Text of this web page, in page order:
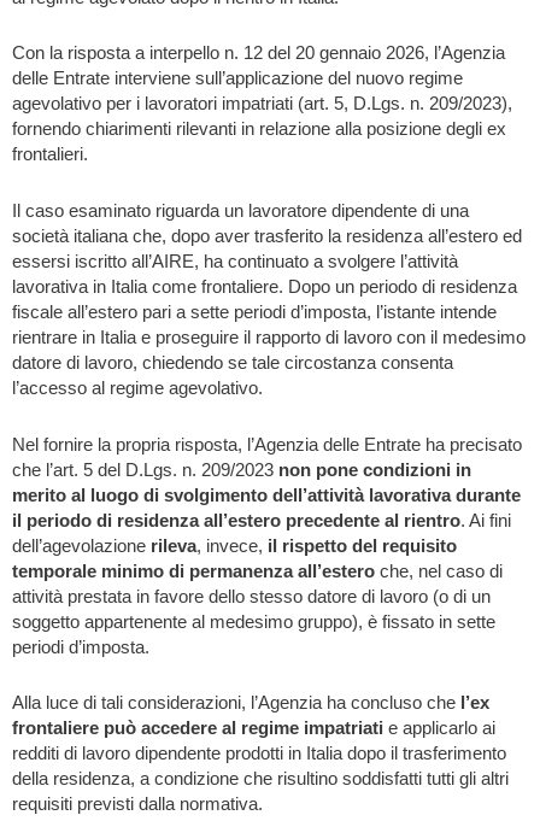
Con la risposta a interpello n. 12 del 20 gennaio 2026, l’Agenzia
delle Entrate interviene sull’applicazione del nuovo regime
agevolativo per i lavoratori impatriati (art. 5, D.Lgs. n. 209/2023),
fornendo chiarimenti rilevanti in relazione alla posizione degli ex
frontalieri.
Il caso esaminato riguarda un lavoratore dipendente di una
società italiana che, dopo aver trasferito la residenza all’estero ed
essersi iscritto all’AIRE, ha continuato a svolgere l’attività
lavorativa in Italia come frontaliere. Dopo un periodo di residenza
fiscale all’estero pari a sette periodi d’imposta, l’istante intende
rientrare in Italia e proseguire il rapporto di lavoro con il medesimo
datore di lavoro, chiedendo se tale circostanza consenta
l’accesso al regime agevolativo.
Nel fornire la propria risposta, l’Agenzia delle Entrate ha precisato
che l’art. 5 del D.Lgs. n. 209/2023 non pone condizioni in
merito al luogo di svolgimento dell’attività lavorativa durante
il periodo di residenza all’estero precedente al rientro. Ai fini
dell’agevolazione rileva, invece, il rispetto del requisito
temporale minimo di permanenza all’estero che, nel caso di
attività prestata in favore dello stesso datore di lavoro (o di un
soggetto appartenente al medesimo gruppo), è fissato in sette
periodi d’imposta.
Alla luce di tali considerazioni, l’Agenzia ha concluso che l’ex
frontaliere può accedere al regime impatriati e applicarlo ai
redditi di lavoro dipendente prodotti in Italia dopo il trasferimento
della residenza, a condizione che risultino soddisfatti tutti gli altri
requisiti previsti dalla normativa.